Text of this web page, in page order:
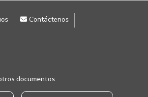
Contáctenos
documentos